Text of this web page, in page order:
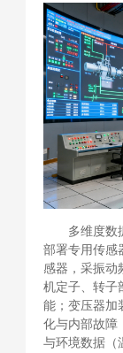
多维度数
部署专用传感
感器，采振动
机定子、转子
能；变压器加
化与内部故障
与环境数据（